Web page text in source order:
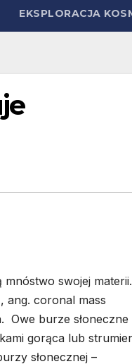
EKSPLORACJA
swojej materii.
ang. coronal mass
Owe burze słoneczne
gorąca lub
słonecznej –